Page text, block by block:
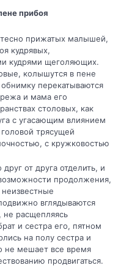
прибоя
тесно прижатых малышей,
кудрявых,
кудрями щеголяющих.
колышутся в пене
перекатываются
и мама его
столовых, как
с угасающим влиянием
трясущей
с кружковостью
от друга отделить, и
продолжения,
вглядываются
не расщепляясь
и сестра его, пятном
на полу сестра и
не мешает все время
продвигаться.